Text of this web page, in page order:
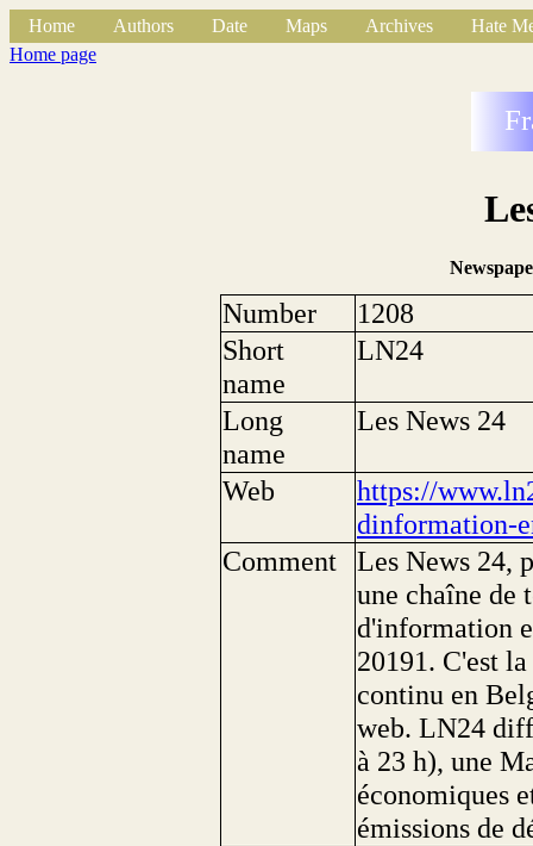
Home Authors Date Maps Archives
Hate
Home page
Number
1208
Short
name
LN24
Long
name
Les News 24
Web
https://
dinformation-
Comment
Les News 24,
une chaîne de
d'information
20191. C'est
continu en
web. LN24
à 23 h), une
économiques
émissions de